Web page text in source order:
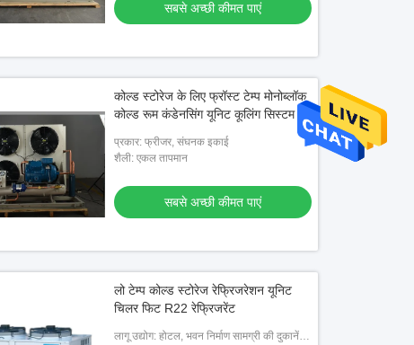
सबसे अच्छी कीमत पाएं
कोल्ड स्टोरेज के लिए फ्रॉस्ट टेम्प मोनोब्लॉक
कोल्ड रूम कंडेनसिंग यूनिट कूलिंग सिस्टम
प्रकार: फ्रीजर, संघनक इकाई
शैली: एकल तापमान
सबसे अच्छी कीमत पाएं
लो टेम्प कोल्ड स्टोरेज रेफ्रिजरेशन यूनिट
चिलर फिट R22 रेफ्रिजरेंट
लागू उद्योग: होटल, भवन निर्माण सामग्री की दुकानें,